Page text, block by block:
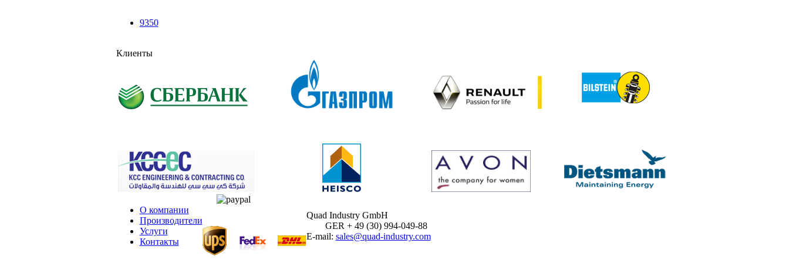
9350
Клиенты
О компании
Производители
Услуги
Контакты
Quad Industry GmbH
GER + 49 (30) 994-049-88
E-mail: sales@quad-industry.com